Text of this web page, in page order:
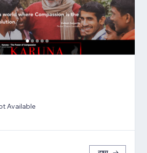
Available